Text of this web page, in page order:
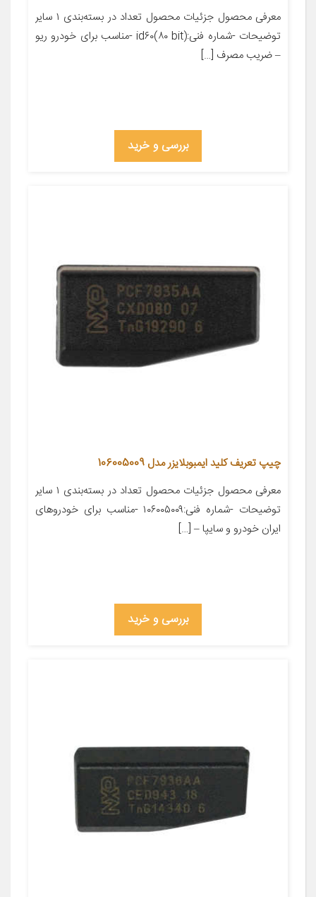
معرفی محصول جزئیات محصول تعداد در بسته‌بندی ۱ سایر
توضیحات -شماره فنی:(id۶۰(۸۰ bit -مناسب برای خودرو ریو
– ضریب مصرف […]
بررسی و خرید
چیپ تعریف کلید ایمبوبلایزر مدل 106005009
معرفی محصول جزئیات محصول تعداد در بسته‌بندی ۱ سایر
توضیحات -شماره فنی:۱۰۶۰۰۵۰۰۹ -مناسب برای خودروهای
ایران خودرو و سایپا – […]
بررسی و خرید